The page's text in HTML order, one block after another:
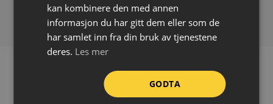
Forpakning:Rull á 50 meter
kan kombinere den med annen
informasjon du har gitt dem eller som de
har samlet inn fra din bruk av tjenestene
deres. Les mer
GODTA